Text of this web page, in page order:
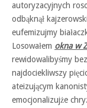
autoryzacyjnych
odbąknął
eufemizujmy
Losowałem okna w
rewidowalibyśmy
najdociekliwszy
ateizującym
emocjonalizujże